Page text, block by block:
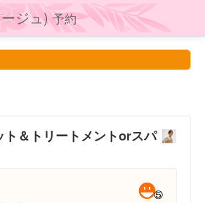
ジュ)予約
ト＆トリートメントorスパ